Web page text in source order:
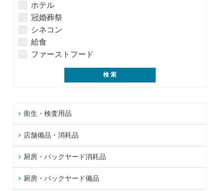
ホテル
冠婚葬祭
シネコン
給食
ファーストフード
衛生・検査用品
店舗備品・消耗品
厨房・バックヤード消耗品
厨房・バックヤード備品